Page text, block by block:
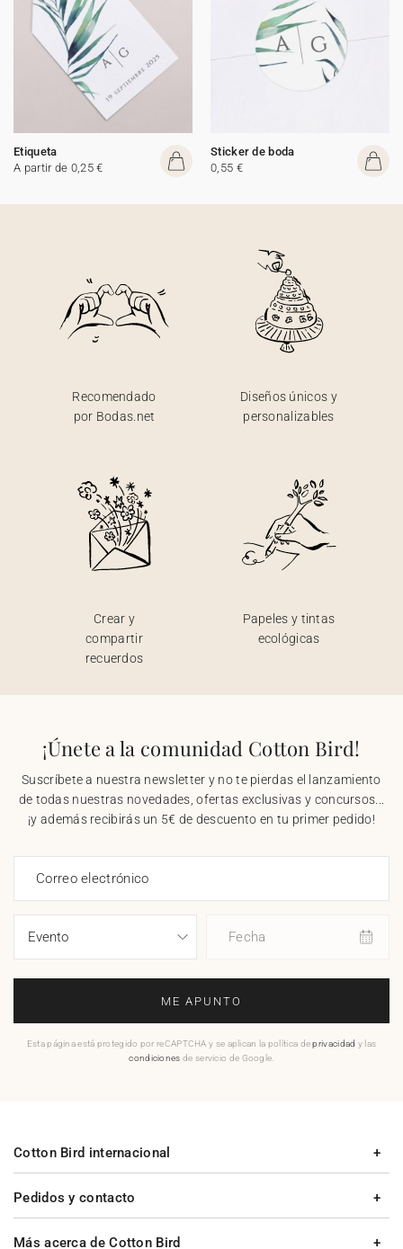
Etiqueta
A partir de 0,25 €
Sticker de boda
0,55 €
Recomendado
por Bodas.net
Diseños únicos y
personalizables
Crear y
compartir
recuerdos
Papeles y tintas
ecológicas
¡Únete a la comunidad Cotton Bird!
Suscríbete a nuestra newsletter y no te pierdas el lanzamiento
de todas nuestras novedades, ofertas exclusivas y concursos...
¡y además recibirás un 5€ de descuento en tu primer pedido!
Correo electrónico
Fecha
ME APUNTO
Esta página está protegido por reCAPTCHA y se aplican la política deprivacidad y las
condiciones de servicio de Google.
Pedidos y contacto
Más acerca de Cotton Bird
Cotton Bird internacional